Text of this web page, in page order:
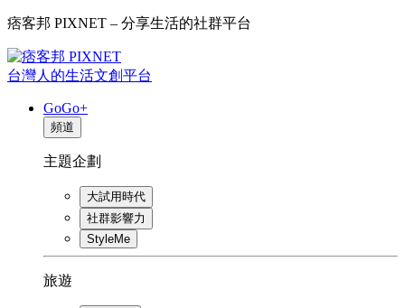
痞客邦 PIXNET – 分享生活的社群平台
台灣人的生活文創平台
GoGo+
頻道
主題企劃
大試用時代
社群影響力
StyleMe
旅遊